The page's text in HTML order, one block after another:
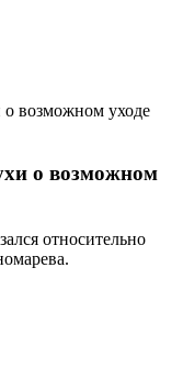
возможном уходе
о возможном
относительно